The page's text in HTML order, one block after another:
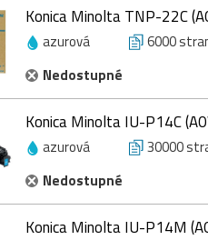
Konica Minolta TNP-22C
azurová 6000
Nedostupné
Konica Minolta IU-P14C
azurová 30000
Nedostupné
Konica Minolta IU-P14M